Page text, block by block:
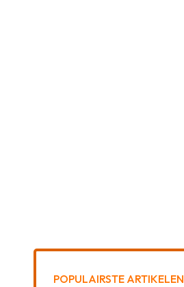
POPULAIRSTE ARTIKELEN